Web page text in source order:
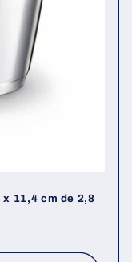
11,4 cm de 2,8